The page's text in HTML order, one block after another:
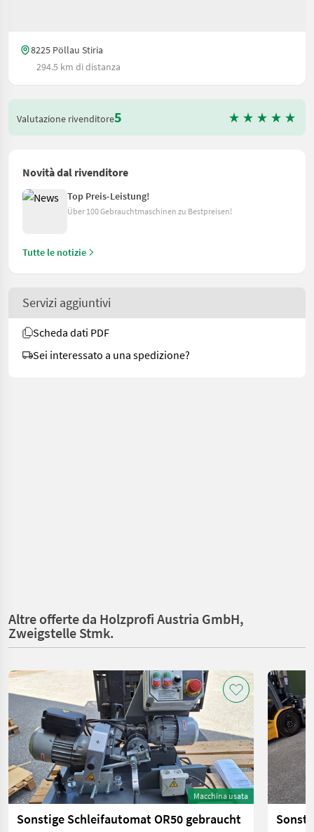
8225 Pöllau Stiria
294.5 km di distanza
Valutazione rivenditore5
Novità dal rivenditore
Top Preis-Leistung!
Über 100 Gebrauchtmaschinen zu Bestpreisen!
Tutte le notizie
Servizi aggiuntivi
Scheda dati PDF
Sei interessato a una spedizione?
Altre offerte da Holzprofi Austria GmbH,
Zweigstelle Stmk.
Macchina usata
Sonstige Schleifautomat OR50 gebraucht